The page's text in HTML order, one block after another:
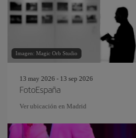
Imagen: Magic Orb Studio
13 may 2026 - 13 sep 2026
FotoEspaña
Ver ubicación en Madrid